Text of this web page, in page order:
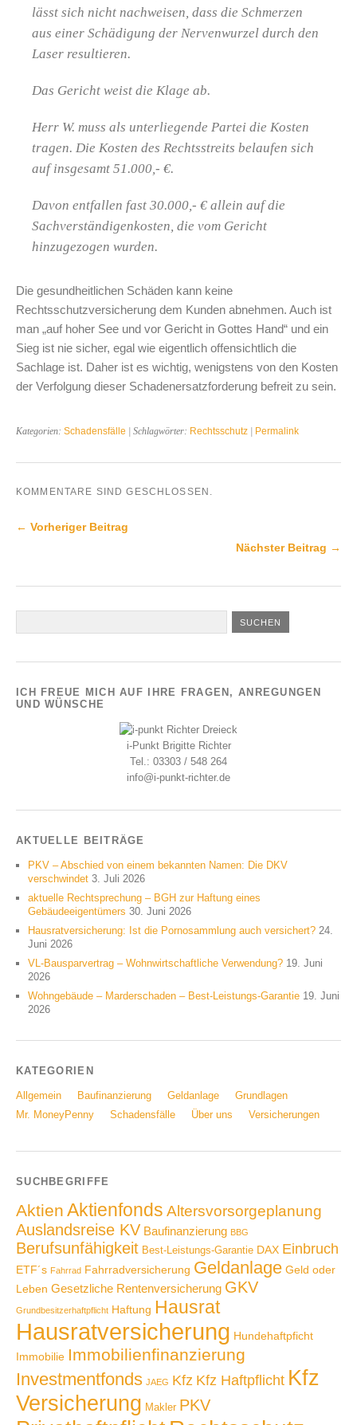
lässt sich nicht nachweisen, dass die Schmerzen
aus einer Schädigung der Nervenwurzel durch den
Laser resultieren.
Das Gericht weist die Klage ab.
Herr W. muss als unterliegende Partei die Kosten
tragen. Die Kosten des Rechtsstreits belaufen sich
auf insgesamt 51.000,- €.
Davon entfallen fast 30.000,- € allein auf die
Sachverständigenkosten, die vom Gericht
hinzugezogen wurden.
Die gesundheitlichen Schäden kann keine
Rechtsschutzversicherung dem Kunden abnehmen. Auch ist
man „auf hoher See und vor Gericht in Gottes Hand“ und ein
Sieg ist nie sicher, egal wie eigentlich offensichtlich die
Sachlage ist. Daher ist es wichtig, wenigstens von den Kosten
der Verfolgung dieser Schadenersatzforderung befreit zu sein.
Kategorien: Schadensfälle | Schlagwörter: Rechtsschutz Permalink
KOMMENTARE SIND GESCHLOSSEN.
← Vorheriger Beitrag
Nächster Beitrag →
ICH FREUE MICH AUF IHRE FRAGEN, ANREGUNGEN
UND WÜNSCHE
i-Punkt Brigitte Richter
Tel.: 03303 / 548 264
info@i-punkt-richter.de
AKTUELLE BEITRÄGE
PKV – Abschied von einem bekannten Namen: Die DKV
verschwindet 3. Juli 2026
aktuelle Rechtsprechung – BGH zur Haftung eines
Gebäudeeigentümers 30. Juni 2026
Hausratversicherung: Ist die Pornosammlung auch versichert? 24.
Juni 2026
VL-Bausparvertrag – Wohnwirtschaftliche Verwendung? 19. Juni
2026
Wohngebäude – Marderschaden – Best-Leistungs-Garantie 19. Juni
2026
KATEGORIEN
Allgemein Baufinanzierung Geldanlage
Grundlagen
Mr. MoneyPenny
Schadensfälle Über uns Versicherungen
SUCHBEGRIFFE
Aktien Aktienfonds Altersvorsorgeplanung
Auslandsreise KV Baufinanzierung BBG
Berufsunfähigkeit Best-Leistungs-Garantie DAX Einbruch
ETF´s Fahrrad Fahrradversicherung Geldanlage Geld oder
Leben Gesetzliche Rentenversicherung GKV
Grundbesitzerhaftpflicht Haftung Hausrat
Hausratversicherung Hundehaftpficht
Immobilie Immobilienfinanzierung
Investmentfonds JAEG Kfz Kfz Haftpflicht Kfz
Versicherung Makler PKV